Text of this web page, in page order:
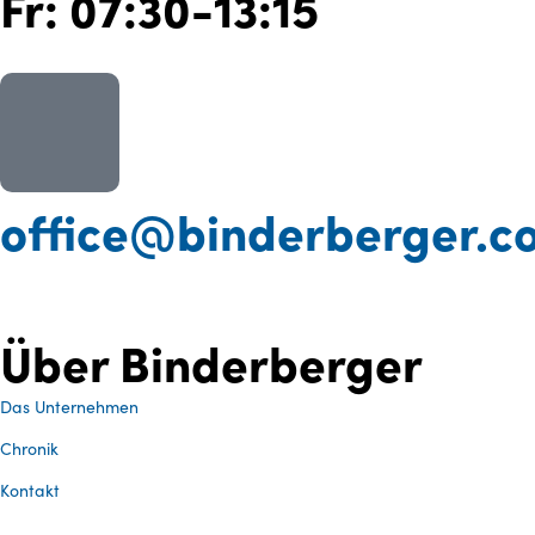
Über Binderberger
Das Unternehmen
Chronik
Kontakt